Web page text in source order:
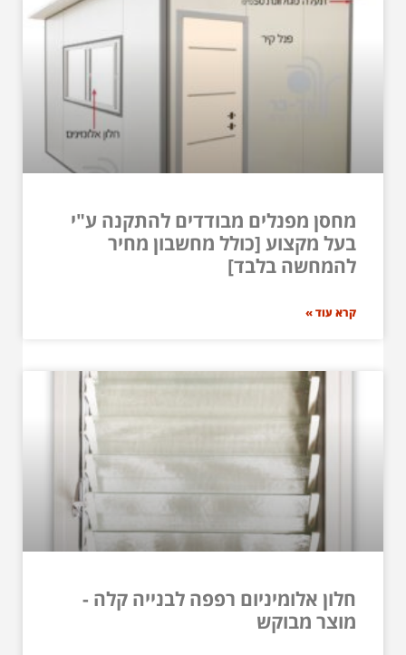
מחסן מפנלים מבודדים להתקנה ע"י
בעל מקצוע [כולל מחשבון מחיר
להמחשה בלבד]
קרא עוד »
חלון אלומיניום רפפה לבנייה קלה -
מוצר מבוקש